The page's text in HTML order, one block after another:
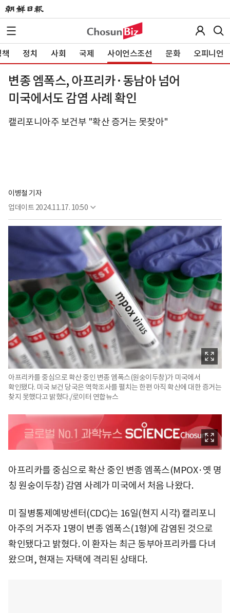
정치 사회 국제 사이언스조선 문화 오피니언
변종 엠폭스, 아프리카·동남아 넘어
미국에서도 감염 사례 확인
캘리포니아주 보건부 "확산 증거는 못찾아"
이병철 기자
업데이트 2024.11.17. 10:50
아프리카를 중심으로 확산 중인 변종 엠폭스(원숭이두창)가 미국에서
확인됐다. 미국 보건 당국은 역학조사를 펼치는 한편 아직 확산에 대한 증거는
찾지 못했다고 밝혔다./로이터 연합뉴스
아프리카를 중심으로 확산 중인 변종 엠폭스(MPOX·옛 명
칭 원숭이두창) 감염 사례가 미국에서 처음 나왔다.
미 질병통제예방센터(CDC)는 16일(현지 시각) 캘리포니
아주의 거주자 1명이 변종 엠폭스(1형)에 감염된 것으로
확인됐다고 밝혔다. 이 환자는 최근 동부아프리카를 다녀
왔으며, 현재는 자택에 격리된 상태다.